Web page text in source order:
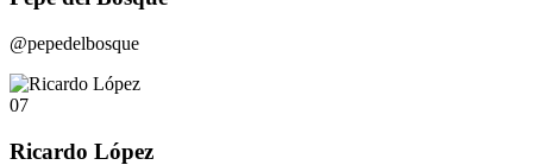
@pepedelbosque
07
Ricardo López